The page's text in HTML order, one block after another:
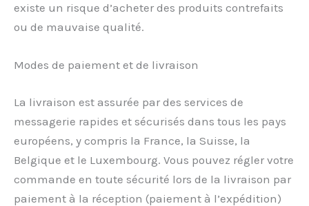
existe un risque d’acheter des produits contrefaits
ou de mauvaise qualité.
Modes de paiement et de livraison
La livraison est assurée par des services de
messagerie rapides et sécurisés dans tous les pays
européens, y compris la France, la Suisse, la
Belgique et le Luxembourg. Vous pouvez régler votre
commande en toute sécurité lors de la livraison par
paiement à la réception (paiement à l’expédition)